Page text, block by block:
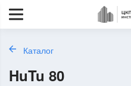
Каталог
HuTu 80